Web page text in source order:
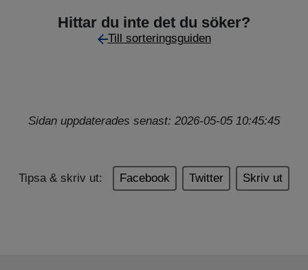
Hittar du inte det du söker?
Till sorteringsguiden
Sidan uppdaterades senast: 2026-05-05 10:45:45
Tipsa & skriv ut: Facebook Twitter Skriv ut